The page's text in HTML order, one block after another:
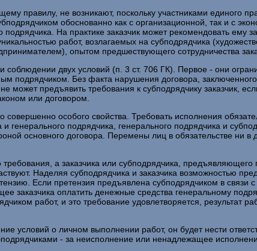
правилу, не возникают, поскольку участниками единого
обоснованно как с организационной, так и с
подрядчика. На практике заказчик может рекомендовать
работ, возлагаемых на субподрядчика
опытом предшествующего сотрудничества
соблюдении двух условий (п. 3 ст. 706 ГК). Первое - они
подрядчиком. Без факта нарушения договора,
может предъявить требования к субподрядчику заказчик,
или договором.
особого свойства. Требовать исполнения
генерального подрядчика, генерального подрядчика и
основного договора. Перемены лиц в обязательстве ни
а заказчика или субподрядчика,
Наделяя субподрядчика и заказчика возможностью
Если претензия предъявлена субподрядчиком в связи с
оплатить денежные средства генеральному
работ, и это требование удовлетворяется, результат
условий о личном выполнении работ, он будет нести
- за неисполнение или ненадлежащее